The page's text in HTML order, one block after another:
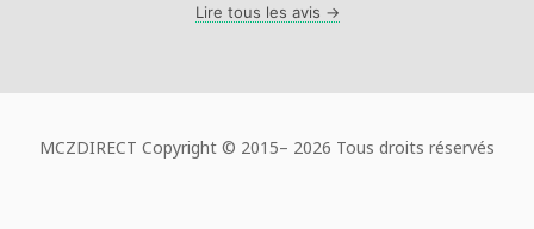
Lire tous les avis →
MCZDIRECT Copyright © 2015– 2026 Tous droits réservés